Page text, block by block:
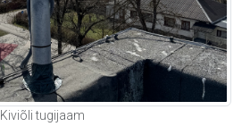
Kiviõli tugijaam